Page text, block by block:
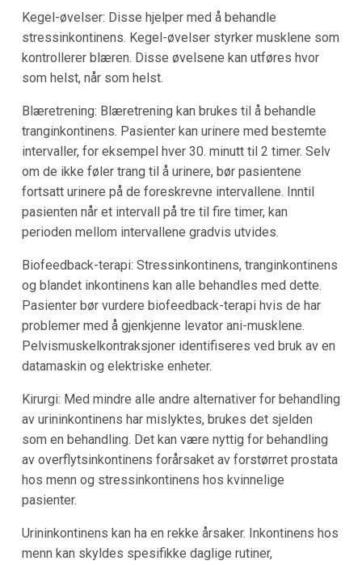
Kegel-øvelser: Disse hjelper med å behandle
stressinkontinens. Kegel-øvelser styrker musklene som
kontrollerer blæren. Disse øvelsene kan utføres hvor
som helst, når som helst.
Blæretrening: Blæretrening kan brukes til å behandle
tranginkontinens. Pasienter kan urinere med bestemte
intervaller, for eksempel hver 30. minutt til 2 timer. Selv
om de ikke føler trang til å urinere, bør pasientene
fortsatt urinere på de foreskrevne intervallene. Inntil
pasienten når et intervall på tre til fire timer, kan
perioden mellom intervallene gradvis utvides.
Biofeedback-terapi: Stressinkontinens, tranginkontinens
og blandet inkontinens kan alle behandles med dette.
Pasienter bør vurdere biofeedback-terapi hvis de har
problemer med å gjenkjenne levator ani-musklene.
Pelvismuskelkontraksjoner identifiseres ved bruk av en
datamaskin og elektriske enheter.
Kirurgi: Med mindre alle andre alternativer for behandling
av urininkontinens har mislyktes, brukes det sjelden
som en behandling. Det kan være nyttig for behandling
av overflytsinkontinens forårsaket av forstørret prostata
hos menn og stressinkontinens hos kvinnelige
pasienter.
Urininkontinens kan ha en rekke årsaker. Inkontinens hos
menn kan skyldes spesifikke daglige rutiner,